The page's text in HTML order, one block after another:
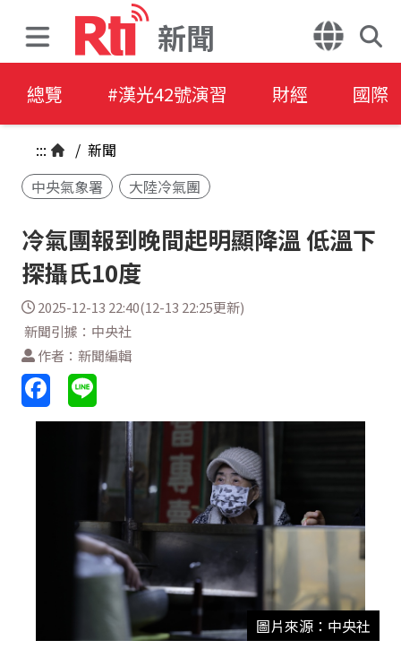
新聞
總覽 #漢光42號演習 財經 國際
::: / 新聞
中央氣象署
大陸冷氣團
冷氣團報到晚間起明顯降溫 低溫下
探攝氏10度
2025-12-13 22:40(12-13 22:25更新)
新聞引據：中央社
作者：新聞編輯
圖片來源：中央社